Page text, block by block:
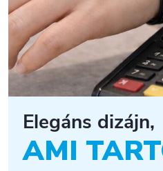
Elegáns dizájn,
AMI